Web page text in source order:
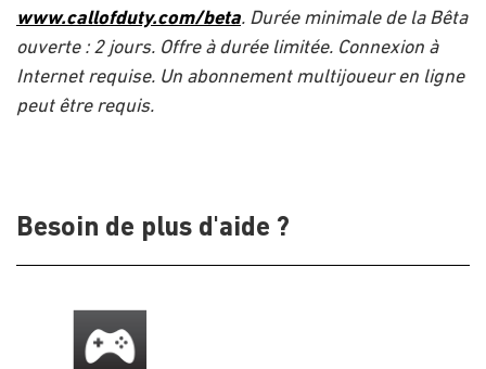
www.callofduty.com/beta. Durée minimale de la Bêta
ouverte : 2 jours. Offre à durée limitée. Connexion à
Internet requise. Un abonnement multijoueur en ligne
peut être requis.
Besoin de plus d'aide ?